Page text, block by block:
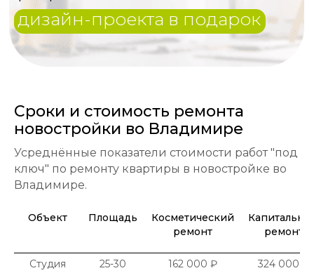
Сроки и стоимость ремонта
новостройки во Владимире
Усреднённые показатели стоимости работ "под
ключ" по ремонту квартиры в новостройке во
Владимире.
Объект Площадь
Косметический
ремонт
ремонт
Студия 25-30 162 000 ₽
324 000 ₽